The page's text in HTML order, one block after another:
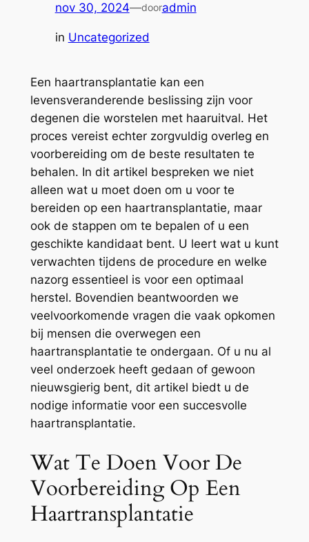
nov 30, 2024—dooradmin
in Uncategorized
Een haartransplantatie kan een
levensveranderende beslissing zijn voor
degenen die worstelen met haaruitval. Het
proces vereist echter zorgvuldig overleg en
voorbereiding om de beste resultaten te
behalen. In dit artikel bespreken we niet
alleen wat u moet doen om u voor te
bereiden op een haartransplantatie, maar
ook de stappen om te bepalen of u een
geschikte kandidaat bent. U leert wat u kunt
verwachten tijdens de procedure en welke
nazorg essentieel is voor een optimaal
herstel. Bovendien beantwoorden we
veelvoorkomende vragen die vaak opkomen
bij mensen die overwegen een
haartransplantatie te ondergaan. Of u nu al
veel onderzoek heeft gedaan of gewoon
nieuwsgierig bent, dit artikel biedt u de
nodige informatie voor een succesvolle
haartransplantatie.
Wat Te Doen Voor De
Voorbereiding Op Een
Haartransplantatie